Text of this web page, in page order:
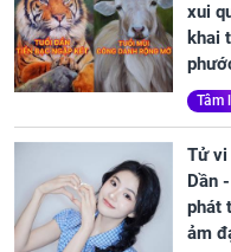
xui
khai
Tâm
Tử
Dần
phát
ảm